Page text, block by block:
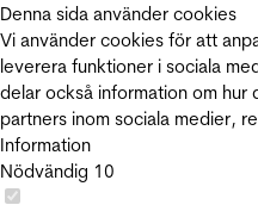
Denna sida använder cookies
Vi använder cookies för att
leverera funktioner i sociala
delar också information om
partners inom sociala medier,
Information
Nödvändig 10